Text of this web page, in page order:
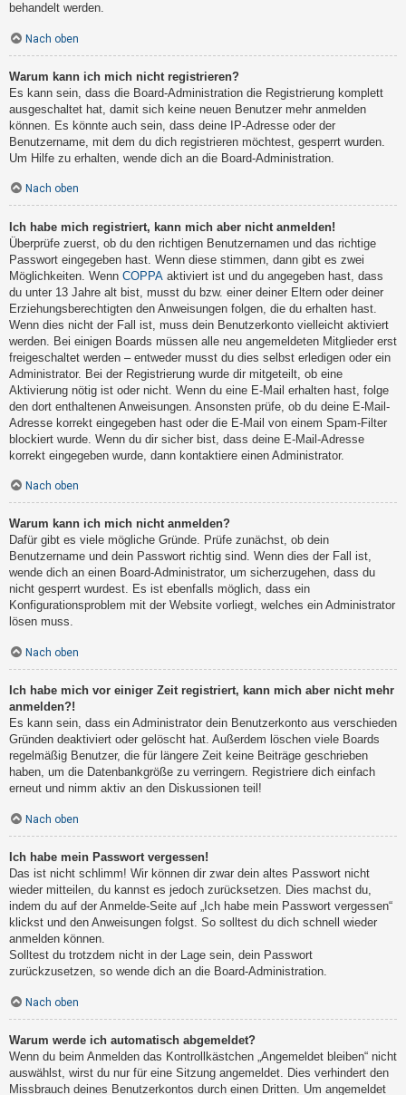
behandelt werden.
Nach oben
Warum kann ich mich nicht registrieren?
Es kann sein, dass die Board-Administration die Registrierung komplett
ausgeschaltet hat, damit sich keine neuen Benutzer mehr anmelden
können. Es könnte auch sein, dass deine IP-Adresse oder der
Benutzername, mit dem du dich registrieren möchtest, gesperrt wurden.
Um Hilfe zu erhalten, wende dich an die Board-Administration.
Nach oben
Ich habe mich registriert, kann mich aber nicht anmelden!
Überprüfe zuerst, ob du den richtigen Benutzernamen und das richtige
Passwort eingegeben hast. Wenn diese stimmen, dann gibt es zwei
Möglichkeiten. Wenn COPPA aktiviert ist und du angegeben hast, dass
du unter 13 Jahre alt bist, musst du bzw. einer deiner Eltern oder deiner
Erziehungsberechtigten den Anweisungen folgen, die du erhalten hast.
Wenn dies nicht der Fall ist, muss dein Benutzerkonto vielleicht aktiviert
werden. Bei einigen Boards müssen alle neu angemeldeten Mitglieder erst
freigeschaltet werden – entweder musst du dies selbst erledigen oder ein
Administrator. Bei der Registrierung wurde dir mitgeteilt, ob eine
Aktivierung nötig ist oder nicht. Wenn du eine E-Mail erhalten hast, folge
den dort enthaltenen Anweisungen. Ansonsten prüfe, ob du deine E-Mail-
Adresse korrekt eingegeben hast oder die E-Mail von einem Spam-Filter
blockiert wurde. Wenn du dir sicher bist, dass deine E-Mail-Adresse
korrekt eingegeben wurde, dann kontaktiere einen Administrator.
Nach oben
Warum kann ich mich nicht anmelden?
Dafür gibt es viele mögliche Gründe. Prüfe zunächst, ob dein
Benutzername und dein Passwort richtig sind. Wenn dies der Fall ist,
wende dich an einen Board-Administrator, um sicherzugehen, dass du
nicht gesperrt wurdest. Es ist ebenfalls möglich, dass ein
Konfigurationsproblem mit der Website vorliegt, welches ein Administrator
lösen muss.
Nach oben
Ich habe mich vor einiger Zeit registriert, kann mich aber nicht mehr
anmelden?!
Es kann sein, dass ein Administrator dein Benutzerkonto aus verschieden
Gründen deaktiviert oder gelöscht hat. Außerdem löschen viele Boards
regelmäßig Benutzer, die für längere Zeit keine Beiträge geschrieben
haben, um die Datenbankgröße zu verringern. Registriere dich einfach
erneut und nimm aktiv an den Diskussionen teil!
Nach oben
Ich habe mein Passwort vergessen!
Das ist nicht schlimm! Wir können dir zwar dein altes Passwort nicht
wieder mitteilen, du kannst es jedoch zurücksetzen. Dies machst du,
indem du auf der Anmelde-Seite auf „Ich habe mein Passwort vergessen“
klickst und den Anweisungen folgst. So solltest du dich schnell wieder
anmelden können.
Solltest du trotzdem nicht in der Lage sein, dein Passwort
zurückzusetzen, so wende dich an die Board-Administration.
Nach oben
Warum werde ich automatisch abgemeldet?
Wenn du beim Anmelden das Kontrollkästchen „Angemeldet bleiben“ nicht
auswählst, wirst du nur für eine Sitzung angemeldet. Dies verhindert den
Missbrauch deines Benutzerkontos durch einen Dritten. Um angemeldet